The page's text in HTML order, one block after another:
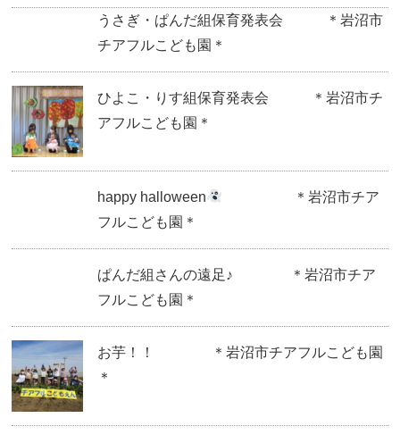
うさぎ・ぱんだ組保育発表会 ＊岩沼市
チアフルこども園＊
ひよこ・りす組保育発表会 ＊岩沼市チ
アフルこども園＊
happy halloween
＊岩沼市チア
フルこども園＊
ぱんだ組さんの遠足♪ ＊岩沼市チア
フルこども園＊
お芋！！ ＊岩沼市チアフルこども園
＊